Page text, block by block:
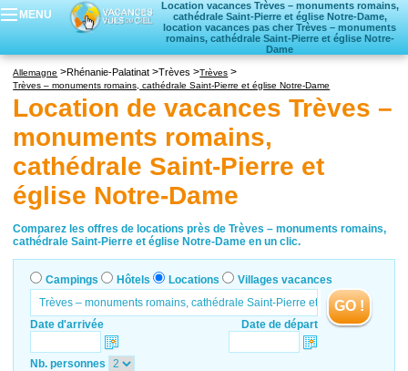
MENU
Location vacances Trèves – monuments romains,
cathédrale Saint-Pierre et église Notre-Dame,
location vacances pas cher Trèves – monuments
romains, cathédrale Saint-Pierre et église Notre-
Dame
Campings
Hôtels
Locations vacances
Villages vacances
Allemagne Rhénanie-Palatinat Trèves
Trèves
Trèves – monuments romains, cathédrale Saint-Pierre et église Notre-Dame
Location de vacances Trèves –
monuments romains,
cathédrale Saint-Pierre et
église Notre-Dame
Comparez les offres de locations près de Trèves – monuments romains,
cathédrale Saint-Pierre et église Notre-Dame en un clic.
Campings Hôtels Locations Villages vacances
Date d'arrivée Date de départ
GO !
Nb. personnes